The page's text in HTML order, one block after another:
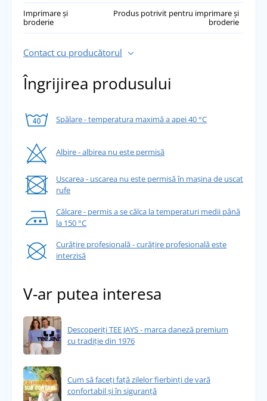
Imprimare și
broderie
Produs potrivit pentru imprimare și
broderie
Contact cu producătorul
Îngrijirea produsului
Spălare - temperatura maximă a apei 40 °C
Albire - albirea nu este permisă
Uscarea - uscarea nu este permisă în mașina de uscat
rufe
Călcare - permis a se călca la temperaturi medii până
la 150 °C
Curățire profesională - curățire profesională este
interzisă
V-ar putea interesa
Descoperiți TEE JAYS - marca daneză premium
cu tradiție din 1976
Cum să faceți față zilelor fierbinți de vară
confortabil și în siguranță